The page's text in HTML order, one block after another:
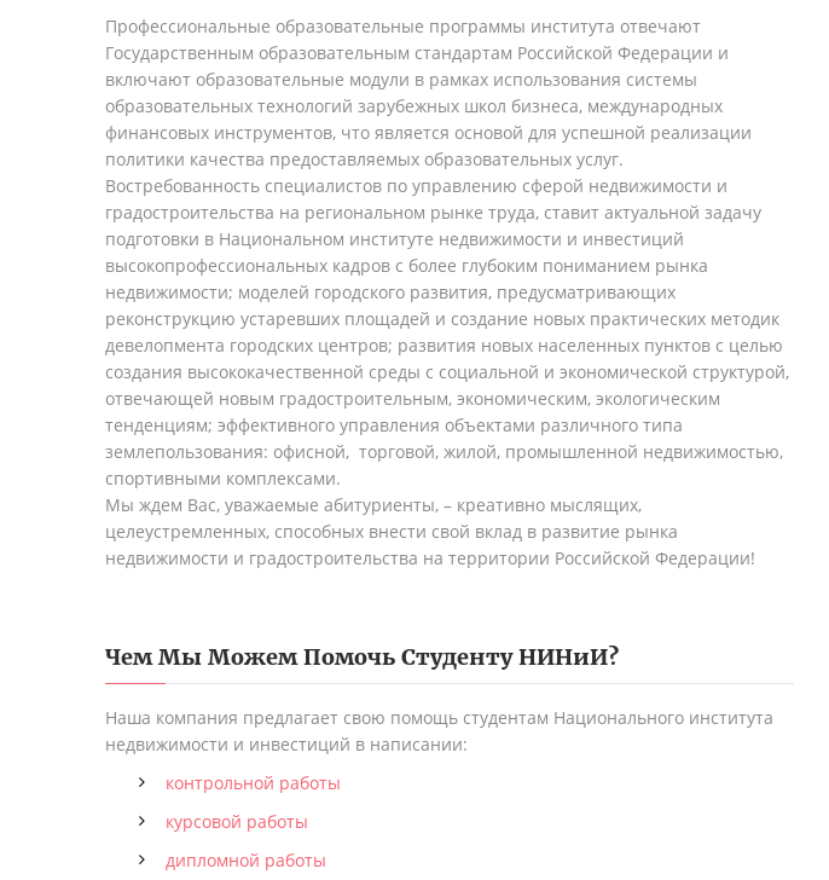
Профессиональные образовательные программы института отвечают
Государственным образовательным стандартам Российской Федерации и
включают образовательные модули в рамках использования системы
образовательных технологий зарубежных школ бизнеса, международных
финансовых инструментов, что является основой для успешной реализации
политики качества предоставляемых образовательных услуг.
Востребованность специалистов по управлению сферой недвижимости и
градостроительства на региональном рынке труда, ставит актуальной задачу
подготовки в Национальном институте недвижимости и инвестиций
высокопрофессиональных кадров с более глубоким пониманием рынка
недвижимости; моделей городского развития, предусматривающих
реконструкцию устаревших площадей и создание новых практических методик
девелопмента городских центров; развития новых населенных пунктов с целью
создания высококачественной среды с социальной и экономической структурой,
отвечающей новым градостроительным, экономическим, экологическим
тенденциям; эффективного управления объектами различного типа
землепользования: офисной, торговой, жилой, промышленной недвижимостью,
спортивными комплексами.
Мы ждем Вас, уважаемые абитуриенты, – креативно мыслящих,
целеустремленных, способных внести свой вклад в развитие рынка
недвижимости и градостроительства на территории Российской Федерации!
Чем Мы Можем Помочь СтудентуНИНиИ?
Наша компания предлагает свою помощь студентам Национального института
недвижимости и инвестиций в написании:
контрольной работы
курсовой работы
дипломной работы